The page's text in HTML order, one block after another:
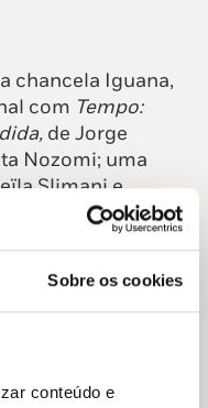
Sobre os cookies
conteúdo e
chancela Iguana,
com Tempo:
de Jorge
Nozomi; uma
Slimani e
mainsnues;
Suk Gendry Kim
as tiras mais
grande